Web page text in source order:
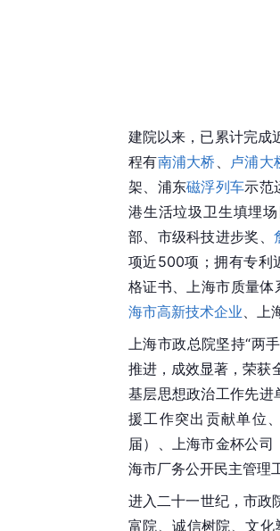
建院以来，已累计完成
程有南浦大桥 、 卢浦大
架、浦东磁浮列车示范
港生活垃圾卫生填埋
部、市级科技进步奖、
项近500项；拥有专利
格证书、上海市质量
海市高新技术企业、上
上海市政总院坚持“两
推进，成效显著，荣获
基层思想政治工作先进
援工作突出贡献单位
届）、上海市金杯公司
海市厂务公开民主管理
进入二十一世纪，市政
富院、诚信树院、文化